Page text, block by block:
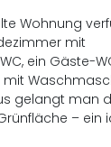
Wohnung
mit
ein Gäste-
gelangt man
– ein